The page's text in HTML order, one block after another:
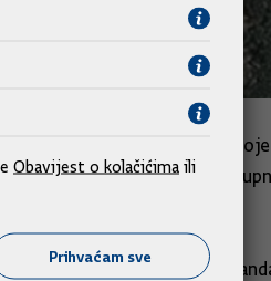
kao najinovativniji
i ELES. Odobreno je
na vrijeme, na početku
Obavijest o kolačićima ili
Prihvaćam sve